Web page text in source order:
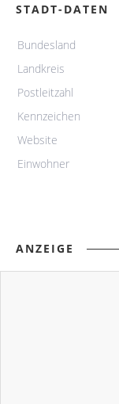
STADT-DATEN
Bundesland
Landkreis
Postleitzahl
Kennzeichen
Website
Einwohner
ANZEIGE